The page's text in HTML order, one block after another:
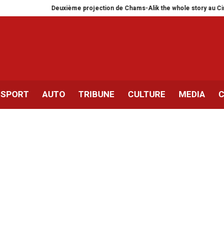
Deuxième projection de Chams-Alik the whole story au CinéMadArt
SPORT AUTO TRIBUNE CULTURE MEDIA